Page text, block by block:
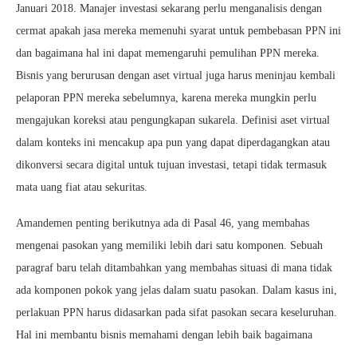
Januari 2018. Manajer investasi sekarang perlu menganalisis dengan
cermat apakah jasa mereka memenuhi syarat untuk pembebasan PPN ini
dan bagaimana hal ini dapat memengaruhi pemulihan PPN mereka.
Bisnis yang berurusan dengan aset virtual juga harus meninjau kembali
pelaporan PPN mereka sebelumnya, karena mereka mungkin perlu
mengajukan koreksi atau pengungkapan sukarela. Definisi aset virtual
dalam konteks ini mencakup apa pun yang dapat diperdagangkan atau
dikonversi secara digital untuk tujuan investasi, tetapi tidak termasuk
mata uang fiat atau sekuritas.
Amandemen penting berikutnya ada di Pasal 46, yang membahas
mengenai pasokan yang memiliki lebih dari satu komponen. Sebuah
paragraf baru telah ditambahkan yang membahas situasi di mana tidak
ada komponen pokok yang jelas dalam suatu pasokan. Dalam kasus ini,
perlakuan PPN harus didasarkan pada sifat pasokan secara keseluruhan.
Hal ini membantu bisnis memahami dengan lebih baik bagaimana